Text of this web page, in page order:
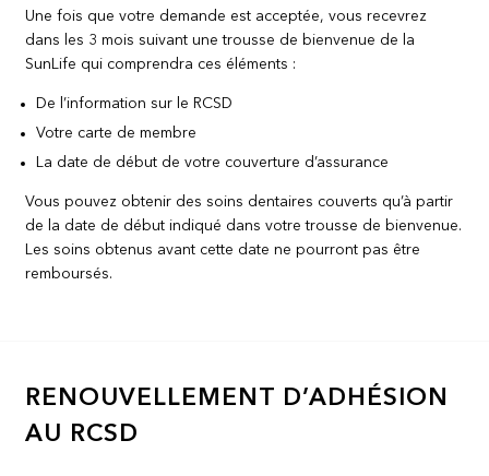
Une fois que votre demande est acceptée, vous recevrez
dans les 3 mois suivant une trousse de bienvenue de la
SunLife qui comprendra ces éléments :
De l’information sur le RCSD
Votre carte de membre
La date de début de votre couverture d’assurance
Vous pouvez obtenir des soins dentaires couverts qu’à partir
de la date de début indiqué dans votre trousse de bienvenue.
Les soins obtenus avant cette date ne pourront pas être
remboursés.
RENOUVELLEMENT D’ADHÉSION
AU RCSD